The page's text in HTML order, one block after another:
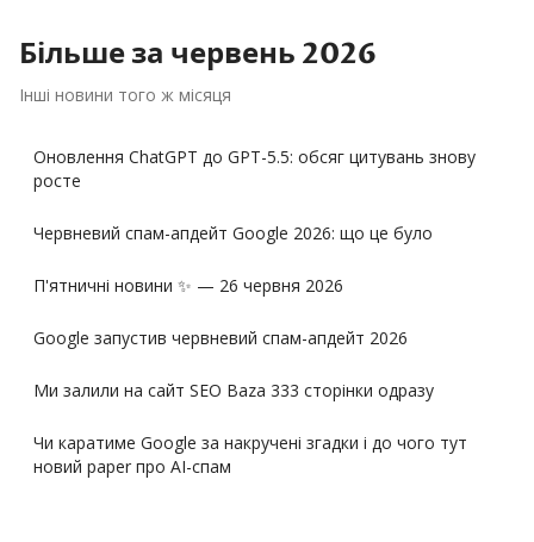
Більше за червень 2026
Інші новини того ж місяця
Оновлення ChatGPT до GPT-5.5: обсяг цитувань знову
росте
Червневий спам-апдейт Google 2026: що це було
П'ятничні новини ✨ — 26 червня 2026
Google запустив червневий спам-апдейт 2026
Ми залили на сайт SEO Baza 333 сторінки одразу
Чи каратиме Google за накручені згадки і до чого тут
новий paper про AI-спам